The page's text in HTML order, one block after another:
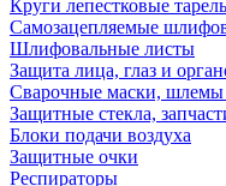
Круги лепестковые
Самозацепляемые
Шлифовальные листы
Защита лица, глаз и
Сварочные маски,
Защитные стекла,
Блоки подачи воздуха
Защитные очки
Респираторы